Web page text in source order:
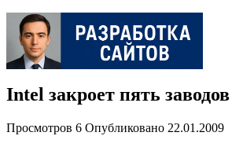
Intel закроет пять заводов
Просмотров 6 Опубликовано 22.01.2009